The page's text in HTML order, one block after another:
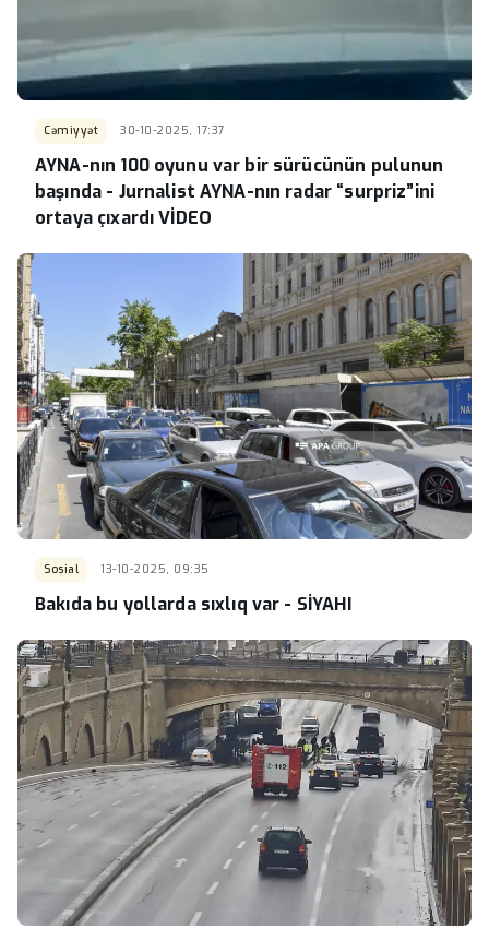
Cəmiyyət 30-10-2025, 17:37
AYNA-nın 100 oyunu var bir sürücünün pulunun
başında - Jurnalist AYNA-nın radar “surpriz”ini
ortaya çıxardı VİDEO
Sosial 13-10-2025, 09:35
Bakıda bu yollarda sıxlıq var - SİYAHI